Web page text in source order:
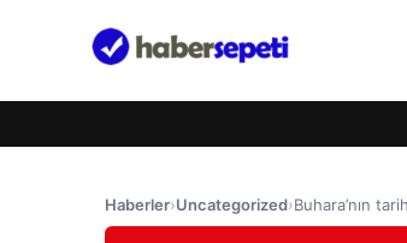
Haberler›Uncategorized›Buhara’nın